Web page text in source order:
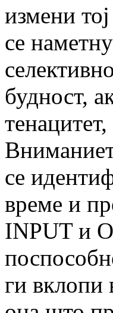
измени
се
будност,
се
време и
INPUT и
ги вклопи